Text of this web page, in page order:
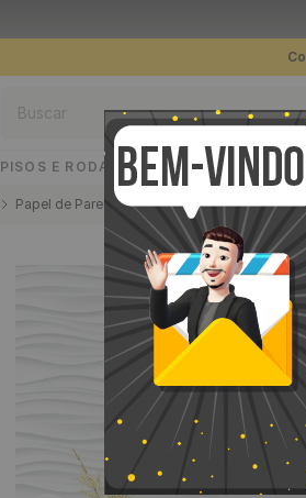
PISOS E RODAPÉS PAINÉIS
Papel de Parede Adesivo Papel de